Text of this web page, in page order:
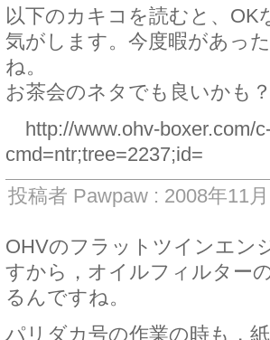
以下のカキコを読むと、
気がします。今度暇があっ
ね。
お茶会のネタでも良いかも
http://www.ohv-boxer.com/
cmd=ntr;tree=2237;id=
投稿者 Pawpaw : 2008年11
OHVのフラットツインエン
すから，オイルフィルター
るんですね。
パリダカ号の作業の時も，